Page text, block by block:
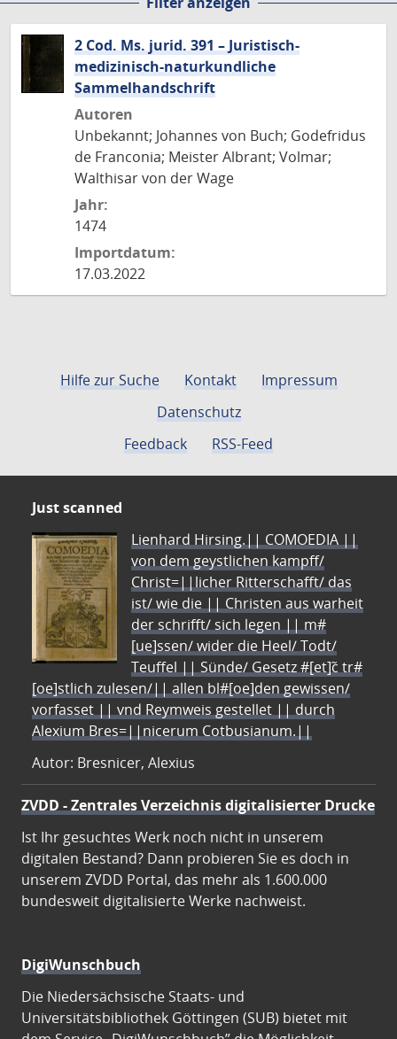
2 Cod. Ms. jurid. 391 – Juristisch-
medizinisch-naturkundliche
Sammelhandschrift
Autoren
Unbekannt; Johannes von Buch; Godefridus
de Franconia; Meister Albrant; Volmar;
Walthisar von der Wage
Jahr:
1474
Importdatum:
17.03.2022
Hilfe zur Suche Kontakt
Impressum
Datenschutz
Feedback
RSS-Feed
Just scanned
Lienhard Hirsing.|| COMOEDIA ||
von dem geystlichen kampff/
Christ=||licher Ritterschafft/ das
ist/ wie die || Christen aus warheit
der schrifft/ sich legen || m#
[ue]ssen/ wider die Heel/ Todt/
Teuffel || Sünde/ Gesetz #[et]c̃ tr#
[oe]stlich zulesen/|| allen bl#[oe]den gewissen/
vorfasset || vnd Reymweis gestellet || durch
Alexium Bres=||nicerum Cotbusianum.||
Autor: Bresnicer, Alexius
ZVDD - Zentrales Verzeichnis digitalisierter Drucke
Ist Ihr gesuchtes Werk noch nicht in unserem
digitalen Bestand? Dann probieren Sie es doch in
unserem ZVDD Portal, das mehr als 1.600.000
bundesweit digitalisierte Werke nachweist.
DigiWunschbuch
Die Niedersächsische Staats- und
Universitätsbibliothek Göttingen (SUB) bietet mit